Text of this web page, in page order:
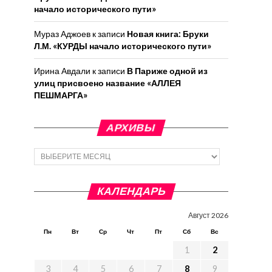
начало исторического пути»
Мураз Аджоев к записи Новая книга: Бруки
Л.М. «КУРДЫ начало исторического пути»
Ирина Авдали к записи В Париже одной из
улиц присвоено название «АЛЛЕЯ
ПЕШМАРГА»
АРХИВЫ
Архивы
КАЛЕНДАРЬ
Август 2026
Пн Вт Ср Чт Пт Сб Вс
1
2
3
4 5 6 7 8 9